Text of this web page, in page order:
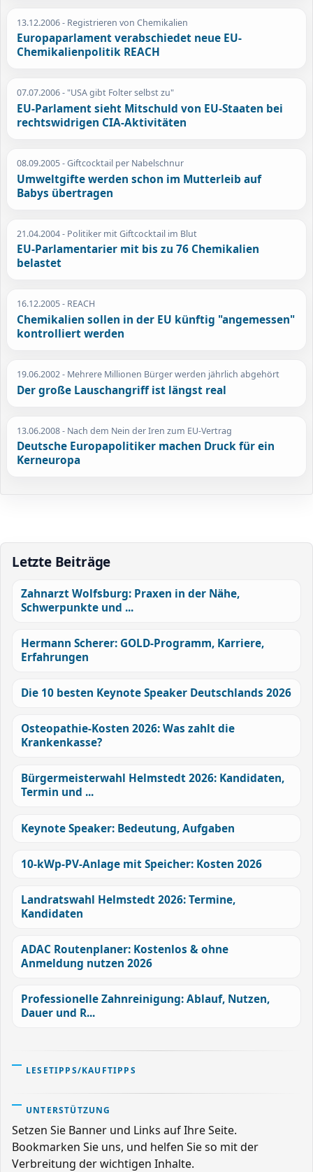
13.12.2006- Registrieren von Chemikalien
Europaparlament verabschiedet neue EU-
Chemikalienpolitik REACH
07.07.2006- "USA gibt Folter selbst zu"
EU-Parlament sieht Mitschuld von EU-Staaten bei
rechtswidrigen CIA-Aktivitäten
08.09.2005- Giftcocktail per Nabelschnur
Umweltgifte werden schon im Mutterleib auf
Babys übertragen
21.04.2004- Politiker mit Giftcocktail im Blut
EU-Parlamentarier mit bis zu 76 Chemikalien
belastet
16.12.2005- REACH
Chemikalien sollen in der EU künftig "angemessen"
kontrolliert werden
19.06.2002- Mehrere Millionen Bürger werden jährlich abgehört
Der große Lauschangriff ist längst real
13.06.2008- Nach dem Nein der Iren zum EU-Vertrag
Deutsche Europapolitiker machen Druck für ein
Kerneuropa
Letzte Beiträge
Zahnarzt Wolfsburg: Praxen in der Nähe,
Schwerpunkte und ...
Hermann Scherer: GOLD-Programm, Karriere,
Erfahrungen
Die 10 besten Keynote Speaker Deutschlands 2026
Osteopathie-Kosten 2026: Was zahlt die
Krankenkasse?
Bürgermeisterwahl Helmstedt 2026: Kandidaten,
Termin und ...
Keynote Speaker: Bedeutung, Aufgaben
10-kWp-PV-Anlage mit Speicher: Kosten 2026
Landratswahl Helmstedt 2026: Termine,
Kandidaten
ADAC Routenplaner: Kostenlos & ohne
Anmeldung nutzen 2026
Professionelle Zahnreinigung: Ablauf, Nutzen,
Dauer und R...
LESETIPPS/KAUFTIPPS
UNTERSTÜTZUNG
Setzen Sie Banner und Links auf Ihre Seite.
Bookmarken Sie uns, und helfen Sie so mit der
Verbreitung der wichtigen Inhalte.